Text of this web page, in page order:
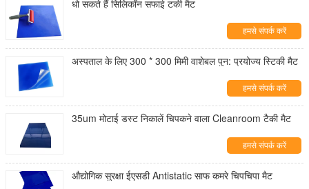
धो सकते हैं सिलिकॉन सफाई टकी मैट
हमसे संपर्क करें
अस्पताल के लिए 300 * 300 मिमी वाशेबल पुन: प्रयोज्य स्टिकी मैट
हमसे संपर्क करें
35um मोटाई डस्ट निकालें चिपकने वाला Cleanroom टैकी मैट
हमसे संपर्क करें
औद्योगिक सुरक्षा ईएसडी Antistatic साफ कमरे चिपचिपा मैट